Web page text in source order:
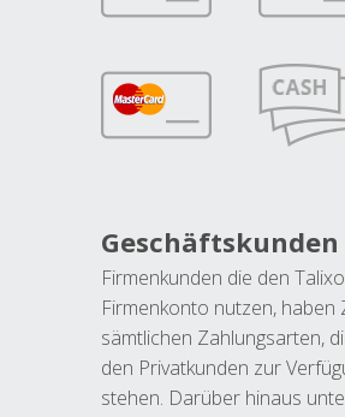
Geschäftskunden
Firmenkunden die den
Firmenkonto nutzen, haben
sämtlichen Zahlungsarten,
den Privatkunden zur
stehen. Darüber hinaus